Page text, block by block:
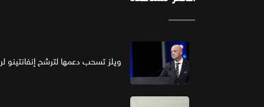
ويلز تسحب دعمها لترشح إنفانتينو